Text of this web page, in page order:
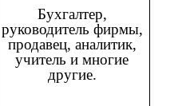
Бухгалтер,
руководитель фирмы,
продавец, аналитик,
учитель и многие
другие.